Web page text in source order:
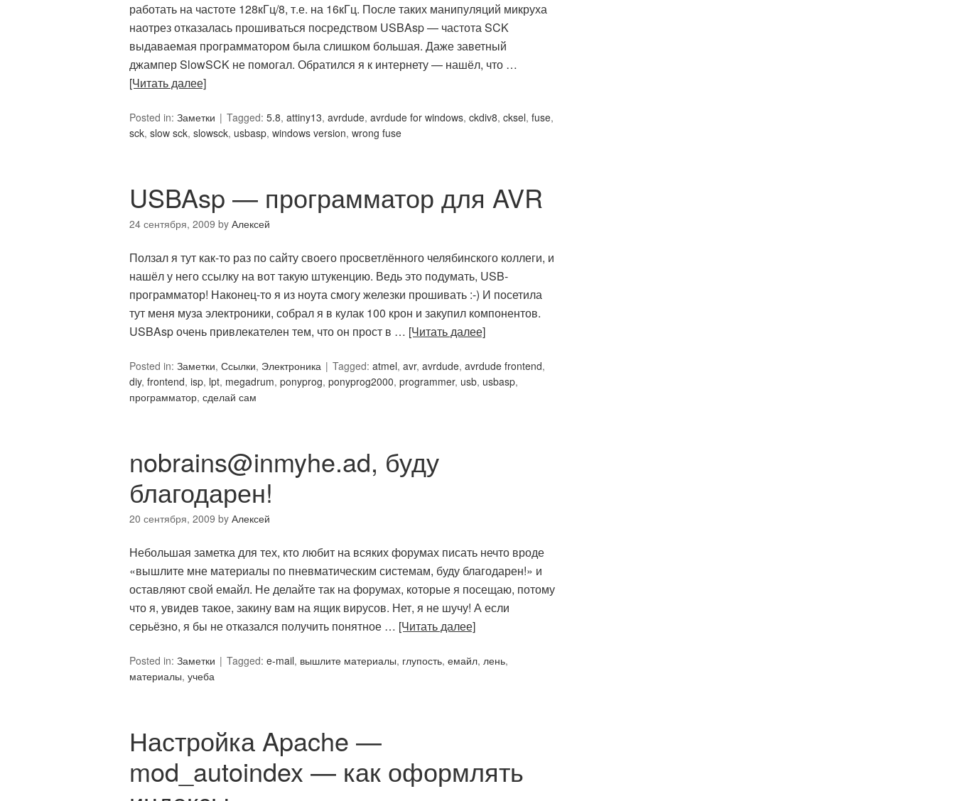
работать на частоте 128кГц/8, т.е. на 16кГц. После таких манипуляций микруха
наотрез отказалась прошиваться посредством USBAsp — частота SCK
выдаваемая программатором была слишком большая. Даже заветный
джампер SlowSCK не помогал. Обратился я к интернету — нашёл, что …
[Читать далее]
Posted in: Заметки Tagged: 5.8, attiny13, avrdude, avrdude for windows, ckdiv8, cksel, fuse,
sck, slow sck, slowsck, usbasp, windows version, wrong fuse
USBAsp — программатор для AVR
24 сентября, 2009 by Алексей
Ползал я тут как-то раз по сайту своего просветлённого челябинского коллеги, и
нашёл у него ссылку на вот такую штукенцию. Ведь это подумать, USB-
программатор! Наконец-то я из ноута смогу железки прошивать :-) И посетила
тут меня муза электроники, собрал я в кулак 100 крон и закупил компонентов.
USBAsp очень привлекателен тем, что он прост в … [Читать далее]
Posted in: Заметки, Ссылки, Электроника Tagged: atmel, avr, avrdude, avrdude frontend,
diy, frontend, isp, lpt, megadrum, ponyprog, ponyprog2000, programmer, usb, usbasp,
программатор, сделай сам
nobrains@inmyhe.ad, буду
благодарен!
20 сентября, 2009 by Алексей
Небольшая заметка для тех, кто любит на всяких форумах писать нечто вроде
«вышлите мне материалы по пневматическим системам, буду благодарен!» и
оставляют свой емайл. Не делайте так на форумах, которые я посещаю, потому
что я, увидев такое, закину вам на ящик вирусов. Нет, я не шучу! А если
серьёзно, я бы не отказался получить понятное … [Читать далее]
Posted in: Заметки Tagged: e-mail, вышлите материалы, глупость, емайл, лень,
материалы, учеба
Настройка Apache —
mod_autoindex — как оформлять